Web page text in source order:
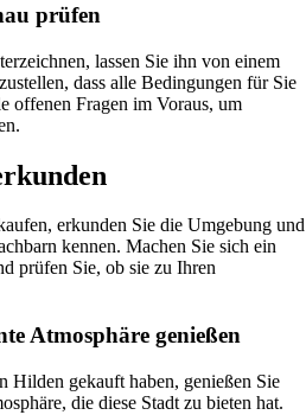
prüfen
lassen Sie ihn von einem
dass alle Bedingungen für Sie
offenen Fragen im Voraus, um
erkunden Sie die Umgebung und
kennen. Machen Sie sich ein
prüfen Sie, ob sie zu Ihren
Atmosphäre genießen
Hilden gekauft haben, genießen Sie
die diese Stadt zu bieten hat.